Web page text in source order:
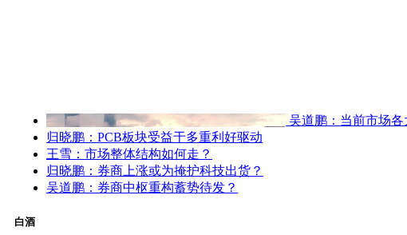
吴道鹏：当前市场
归晓鹏：PCB板块受益于多重利好驱动
王雪：市场整体结构如何走？
归晓鹏：券商上涨或为掩护科技出货？
吴道鹏：券商中枢重构蓄势待发？
白酒